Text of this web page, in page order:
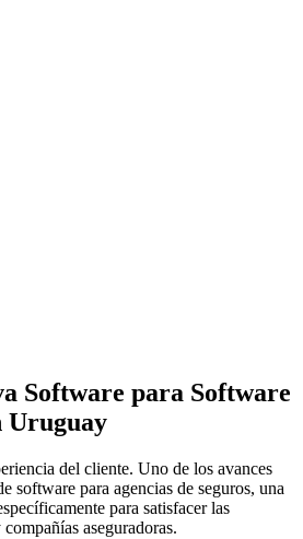
Software para Software
Uruguay
del cliente. Uno de los avances
software para agencias de seguros, una
para satisfacer las
aseguradoras.